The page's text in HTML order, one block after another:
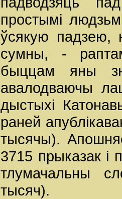
простымі
ўсякую падзею,
сумны, -
быццам яны
авалодваючы
дыстыхі
раней
тысячы).
3715 прыказак і
тлумачальны
тысяч).